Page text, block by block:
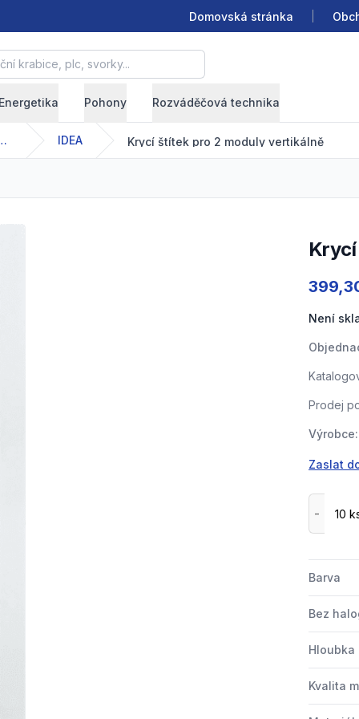
Domovská stránka
plc, svorky...
Pohony Rozváděčová technika
přístroje IDEA Krycí štítek pro 2 moduly vertikálně
Není
Prodej
Výrobce:
Zaslat
Barva
Bez
Hloubka
Kvalita